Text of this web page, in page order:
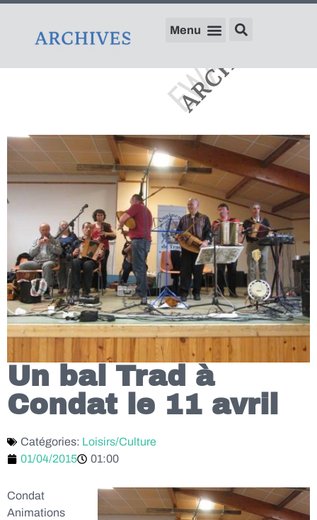
Un bal Trad à
Condat le 11 avril
Catégories: Loisirs/Culture
01/04/2015
01:00
Condat
Animations